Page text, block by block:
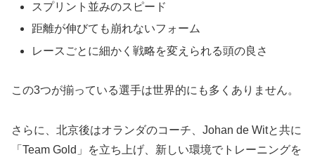
スプリント並みのスピード
距離が伸びても崩れないフォーム
レースごとに細かく戦略を変えられる頭の良さ
この3つが揃っている選手は世界的にも多くありません。
さらに、北京後はオランダのコーチ、Johan de Witと共に
「Team Gold」を立ち上げ、新しい環境でトレーニングを